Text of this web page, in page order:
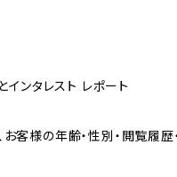
ンタレスト レポート
様の年齢・性別・閲覧履